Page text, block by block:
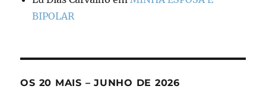
BIPOLAR
OS 20 MAIS – JUNHO DE 2026